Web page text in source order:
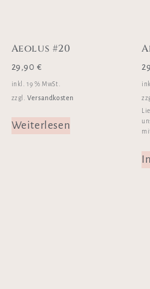
Aeolus #20
29,90€
inkl. 19 % MwSt.
zzgl.Versandkosten
Weiterlesen